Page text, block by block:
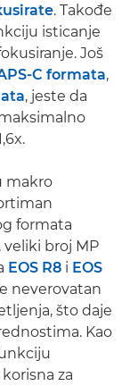
. Takođe
isticanje
Još
C formata,
, jeste da
makro
formata
veliki broj MP
EOS R8 i EOS
neverovatan
što daje
Kao
za